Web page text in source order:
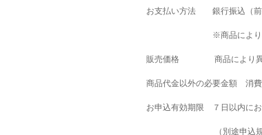
お支払い方法 銀行振込（
※商品によ
販売価格 商品により
商品代金以外の必要金額 消
お申込有効期限 ７日以内に
（別途申込規約をご案